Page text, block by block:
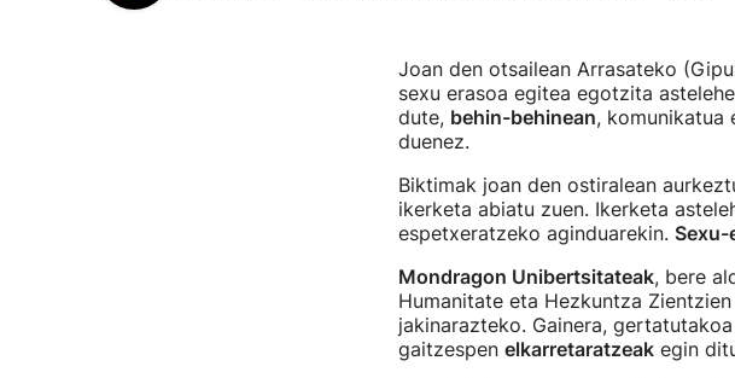
Joan den otsailean Arrasateko
sexu erasoa egitea egotzita
dute, behin-behinean, komunikatua
duenez.
Biktimak joan den ostiralean
ikerketa abiatu zuen. Ikerketa
espetxeratzeko aginduarekin. Sexu-
Mondragon Unibertsitateak, bere
Humanitate eta Hezkuntza
jakinarazteko. Gainera,
gaitzespen elkarretaratzeakegin